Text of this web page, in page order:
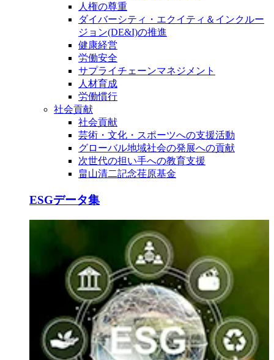
人権の尊重
ダイバーシティ・エクイティ＆インクルー
ジョン(DE&I)の推進
健康経営
労働安全
サプライチェーンマネジメント
人材育成
労働慣行
社会貢献
社会貢献
芸術・文化・スポーツへの支援活動
グローバル地域社会の発展への貢献
次世代の担い手への教育支援
畠山清二記念荏原基金
ESGデータ集